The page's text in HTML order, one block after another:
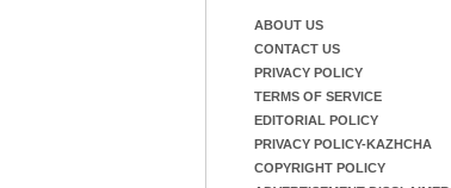
ABOUT US
CONTACT US
PRIVACY POLICY
TERMS OF SERVICE
EDITORIAL POLICY
PRIVACY POLICY-KAZHCHA
COPYRIGHT POLICY